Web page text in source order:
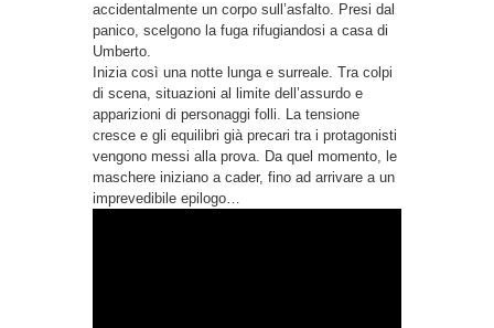
accidentalmente un corpo sull’asfalto. Presi dal
panico, scelgono la fuga rifugiandosi a casa di
Umberto.
Inizia così una notte lunga e surreale. Tra colpi
di scena, situazioni al limite dell’assurdo e
apparizioni di personaggi folli. La tensione
cresce e gli equilibri già precari tra i protagonisti
vengono messi alla prova. Da quel momento, le
maschere iniziano a cader, fino ad arrivare a un
imprevedibile epilogo…